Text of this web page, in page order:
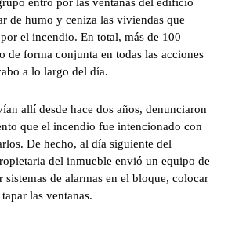
entró por las ventanas del edificio
de humo y ceniza las viviendas que
el incendio. En total, más de 100
de forma conjunta en todas las acciones
a lo largo del día.
allí desde hace dos años, denunciaron
que el incendio fue intencionado con
De hecho, al día siguiente del
del inmueble envió un equipo de
sistemas de alarmas en el bloque, colocar
las ventanas.